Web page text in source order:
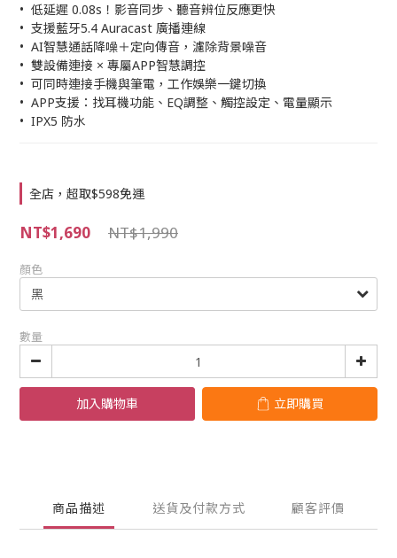
•  低延遲 0.08s！影音同步、聽音辨位反應更快
•  支援藍牙5.4 Auracast 廣播連線
•  AI智慧通話降噪＋定向傳音，濾除背景噪音
•  雙設備連接 × 專屬APP智慧調控
•  可同時連接手機與筆電，工作娛樂一鍵切換
•  APP支援：找耳機功能、EQ調整、觸控設定、電量顯示
•  IPX5 防水
全店，超取$598免運
NT$1,990
NT$1,690
顏色
數量
加入購物車 立即購買
商品描述 送貨及付款方式 顧客評價